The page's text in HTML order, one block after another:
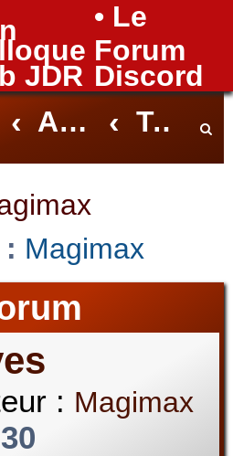
• Le
Forum
JDR Discord
Archives des Tables Tables de Magimax
h
Magimax
: Magimax
30